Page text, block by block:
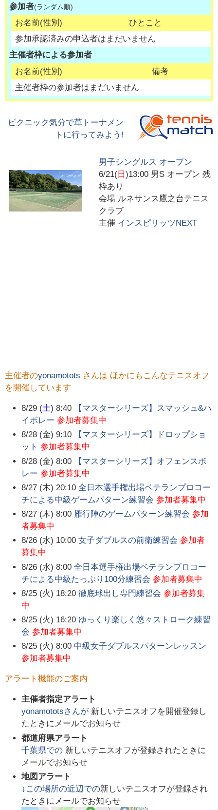
参加者(ランダム順)
お名前(性別)
ひとこと
参加承認済みの申込者はまだいません
主催者枠による参加者
お名前(性別)
備考
主催者枠の参加者はまだいません
ピクニック気分で草トーナメン
トに行ってみよう!
男子シングルス オープン
6/21(日 )13:00 男S オープン 残
枠あり
会場 ルネサンス鷹之台テニス
クラブ
主催 インスピリッツNEXT
主催者のyonamotots さんは ほかにもこんなテニスオフ
を開催しています
8/29 (土) 8:40
【マスターシリーズ】スマッシュ&ハ
イボレー 参加者募集中
8/28 (金) 9:10
【マスターシリーズ】ドロップショ
ット 参加者募集中
8/28 (金) 8:00
【マスターシリーズ】オフェンスボ
レー 参加者募集中
8/27 (木) 20:10 全日本選手権出場ベテランプロコー
チによる中級ゲームパターン練習会 参加者募集中
8/27 (木) 8:00 雁行陣のゲームパターン練習会 参加
者募集中
8/26 (水) 10:00 女子ダブルスの前衛練習会 参加者
募集中
8/26 (水) 8:00 全日本選手権出場ベテランプロコー
チによる中級たっぷり100分練習会 参加者募集中
8/25 (火) 18:20 徹底球出し専門練習会 参加者募集
中
8/25 (火) 16:20 ゆっくり楽しく悠々ストローク練習
会 参加者募集中
8/25 (火) 8:00 中級女子ダブルスパターンレッスン
参加者募集中
アラート機能のご案内
主催者指定アラート
yonamototsさんが 新しいテニスオフを開催登録し
たときにメールでお知らせ
都道府県アラート
千葉県での 新しいテニスオフが登録されたときに
メールでお知らせ
地図アラート
↓この場所の近辺での新しいテニスオフが登録され
たときにメールでお知らせ